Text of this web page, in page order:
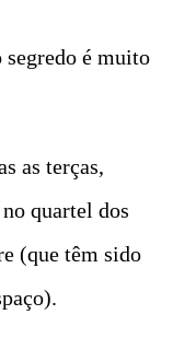
segredo é muito
as terças,
quartel dos
(que têm sido